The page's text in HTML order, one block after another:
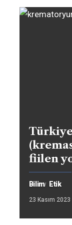
fiilen
Bilim Etik
23 Kasım 2023